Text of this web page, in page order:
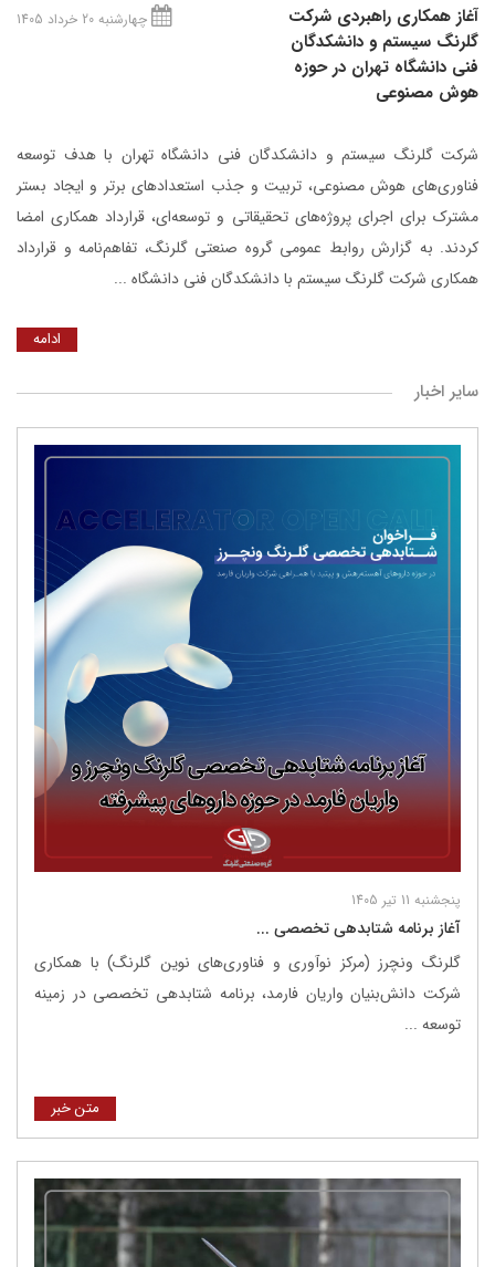
آغاز همکاری راهبردی شرکت
گلرنگ‌ سیستم و دانشکدگان
فنی دانشگاه تهران در حوزه
هوش مصنوعی
چهارشنبه 20 خرداد 1405
شرکت گلرنگ ‌سیستم و دانشکدگان فنی دانشگاه تهران با هدف توسعه
فناوری‌های هوش مصنوعی، تربیت و جذب استعدادهای برتر و ایجاد بستر
مشترک برای اجرای پروژه‌های تحقیقاتی و توسعه‌ای، قرارداد همکاری امضا
کردند. به گزارش روابط عمومی گروه صنعتی گلرنگ، تفاهم‌نامه و قرارداد
همکاری شرکت گلرنگ سیستم با دانشکدگان فنی دانشگاه ...
ادامه
سایر اخبار
پنجشنبه 11 تیر 1405
آغاز برنامه شتابدهی تخصصی ...
گلرنگ ونچرز (مرکز نوآوری و فناوری‌های نوین گلرنگ) با همکاری
شرکت دانش‌بنیان واریان فارمد، برنامه شتابدهی تخصصی در زمینه
توسعه ...
متن خبر